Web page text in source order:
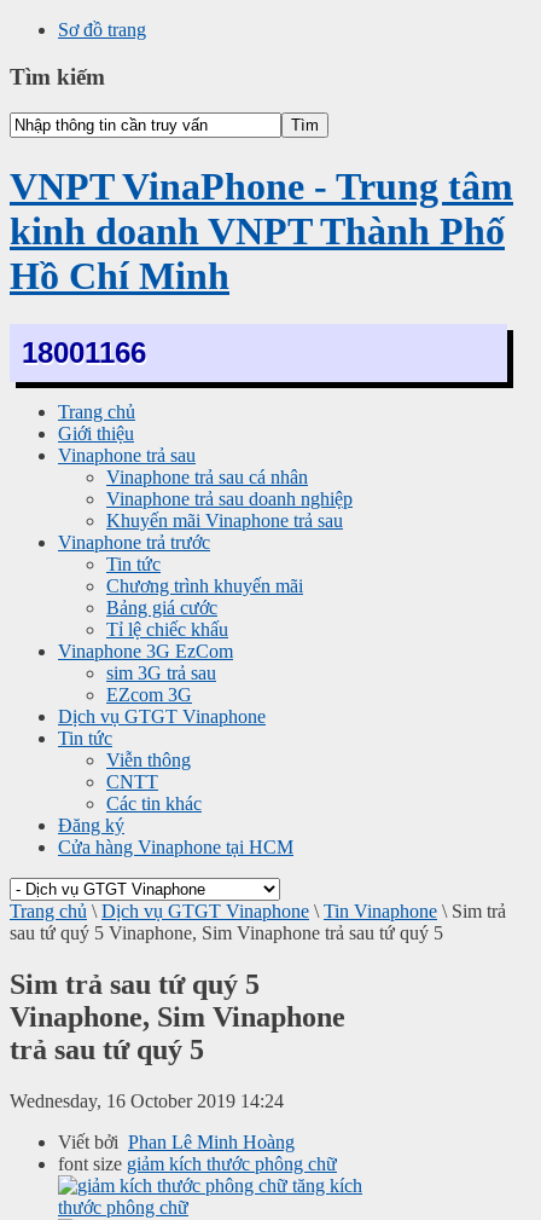
Sơ đồ trang
Tìm kiếm
VNPT VinaPhone - Trung tâm
kinh doanh VNPT Thành Phố
Hồ Chí Minh
18001166
Trang chủ
Giới thiệu
Vinaphone trả sau
Vinaphone trả sau cá nhân
Vinaphone trả sau doanh nghiệp
Khuyến mãi Vinaphone trả sau
Vinaphone trả trước
Tin tức
Chương trình khuyến mãi
Bảng giá cước
Tỉ lệ chiếc khấu
Vinaphone 3G EzCom
sim 3G trả sau
EZcom 3G
Dịch vụ GTGT Vinaphone
Tin tức
Viễn thông
CNTT
Các tin khác
Đăng ký
Cửa hàng Vinaphone tại HCM
Trang chủ \ Dịch vụ GTGT Vinaphone \ Tin Vinaphone \ Sim trả
sau tứ quý 5 Vinaphone, Sim Vinaphone trả sau tứ quý 5
Sim trả sau tứ quý 5
Vinaphone, Sim Vinaphone
trả sau tứ quý 5
Wednesday, 16 October 2019 14:24
Viết bởi Phan Lê Minh Hoàng
font size giảm kích thước phông chữ
tăng kích
thước phông chữ